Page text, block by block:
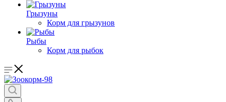
Грызуны
Корм для грызунов
Рыбы
Корм для рыбок